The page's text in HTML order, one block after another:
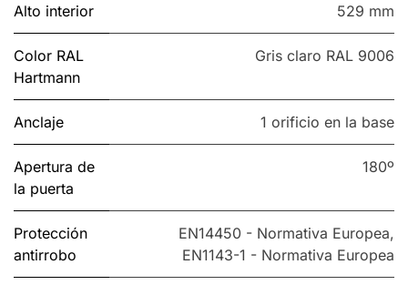
Alto interior 529 mm
Color RAL
Hartmann
Gris claro RAL 9006
Anclaje 1 orificio en la base
Apertura de
la puerta
180º
Protección
antirrobo
EN14450 - Normativa Europea,
EN1143-1 - Normativa Europea